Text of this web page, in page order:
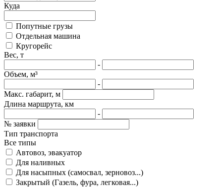
Куда
Попутные грузы
Отдельная машина
Кругорейс
Вес, т
-
Объем, м³
-
Макс. габарит, м
Длина маршрута, км
-
№ заявки
Тип транспорта
Все типы
Автовоз, эвакуатор
Для наливных
Для насыпных (самосвал, зерновоз...)
Закрытый (Газель, фура, легковая...)